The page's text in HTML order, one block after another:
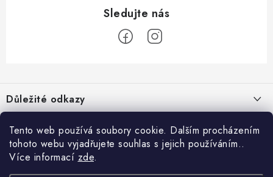
Tento web používá soubory cookie. Dalším procházením
tohoto webu vyjadřujete souhlas s jejich používáním..
Více informací zde.
p
a
Důležité odkazy
Hodnocení obchodu
Možná by tě zajímalo
Weedlákův blog
Informace pro tebe